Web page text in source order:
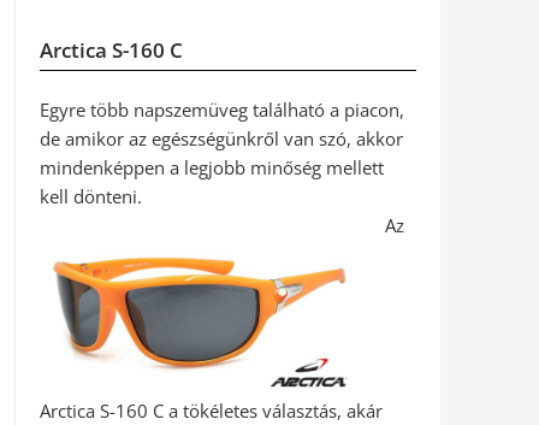
Arctica S-160 C
Egyre több napszemüveg található a piacon,
de amikor az egészségünkről van szó, akkor
mindenképpen a legjobb minőség mellett
kell dönteni.
Az
Arctica S-160 C a tökéletes választás, akár